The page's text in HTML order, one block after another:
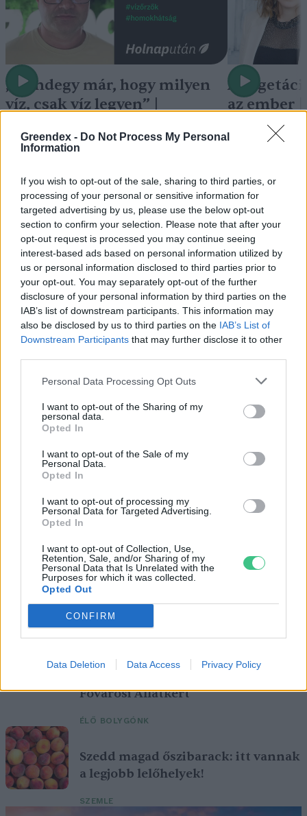
Greendex - Do Not Process My Personal
Information
If you wish to opt-out of the sale, sharing to third parties, or
processing of your personal or sensitive information for
targeted advertising by us, please use the below opt-out
section to confirm your selection. Please note that after your
opt-out request is processed you may continue seeing
interest-based ads based on personal information utilized by
us or personal information disclosed to third parties prior to
your opt-out. You may separately opt-out of the further
disclosure of your personal information by third parties on the
IAB’s list of downstream participants. This information may
also be disclosed by us to third parties on the IAB’s List of
Downstream Participants that may further disclose it to other
Personal Data Processing Opt Outs
I want to opt-out of the Sharing of my
personal data.
Opted In
I want to opt-out of the Sale of my
Personal Data.
Opted In
I want to opt-out of processing my
Personal Data for Targeted Advertising.
Opted In
I want to opt-out of Collection, Use,
Retention, Sale, and/or Sharing of my
Personal Data that Is Unrelated with the
Purposes for which it was collected.
Opted Out
CONFIRM
Data Deletion Data Access Privacy Policy
„Mindegy már, hogy milyen
víz, csak víz legyen” |
Greendex 55:58
A
az ember
Cickafark – Az évezredek óta
ismert gyógynövény
EGÉSZSÉGÜNK
Ezt a növényt már az őskorban is ismerték, a népi gyógyászatban
pedig ma is számos betegség ellen használják.
Születésnapi programokkal várja a
Fővárosi Állatkert
ÉLŐ BOLYGÓNK
Szedd magad őszibarack: itt vannak
a legjobb lelőhelyek!
SZEMLE